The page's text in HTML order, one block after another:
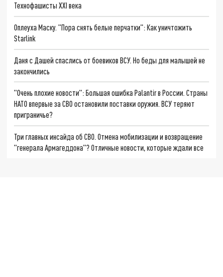
Технофашисты XXI века
Оплеуха Маску. "Пора снять белые перчатки": Как уничтожить
Starlink
Даня с Дашей спаслись от боевиков ВСУ. Но беды для малышей не
закончились
"Очень плохие новости": Большая ошибка Palantir в России. Страны
НАТО впервые за СВО остановили поставки оружия. ВСУ теряют
приграничье?
Три главных инсайда об СВО. Отмена мобилизации и возвращение
"генерала Армагеддона"? Отличные новости, которые ждали все